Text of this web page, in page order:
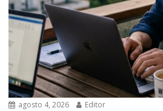
agosto 4, 2026 Editor